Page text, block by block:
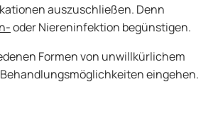
auszuschließen. Denn
oder Niereninfektion begünstigen.
Formen von unwillkürlichem
eingehen.